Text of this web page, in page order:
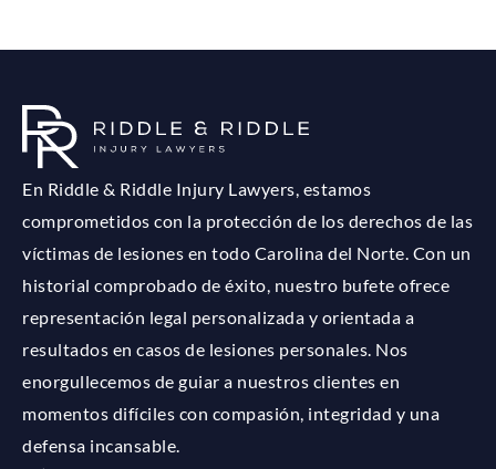
En Riddle & Riddle Injury Lawyers, estamos
comprometidos con la protección de los derechos de las
víctimas de lesiones en todo Carolina del Norte. Con un
historial comprobado de éxito, nuestro bufete ofrece
representación legal personalizada y orientada a
resultados en casos de lesiones personales. Nos
enorgullecemos de guiar a nuestros clientes en
momentos difíciles con compasión, integridad y una
defensa incansable.